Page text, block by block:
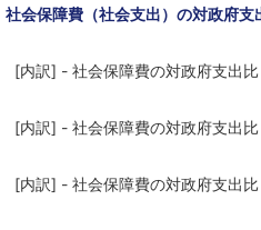
社会保障費（社会支出）の対政府支
[内訳] - 社会保障費の対政府支出比
[内訳] - 社会保障費の対政府支出比
[内訳] - 社会保障費の対政府支出比